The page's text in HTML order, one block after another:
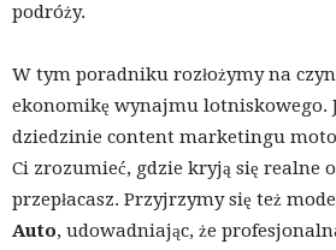
podróży.
W tym poradniku rozłożymy na
ekonomikę wynajmu lotniskowego.
dziedzinie content marketingu
Ci zrozumieć, gdzie kryją się realne
przepłacasz. Przyjrzymy się też
Auto, udowadniając, że